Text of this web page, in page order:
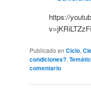
https://
Publicado en Ciclo,
condiciones?,
comentario